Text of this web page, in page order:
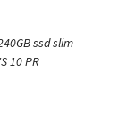
ssd slim
10 PR